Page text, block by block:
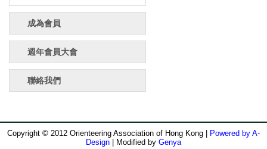
成為會員
週年會員大會
聯絡我們
Copyright © 2012 Orienteering Association of Hong Kong |
Powered by A-
Design | Modified by Genya